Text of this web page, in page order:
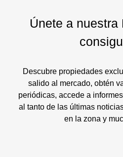
Únete a nuestra
Descubre propiedades
salido al mercado, obtén
periódicas, accede a
al tanto de las últimas
en la zona y